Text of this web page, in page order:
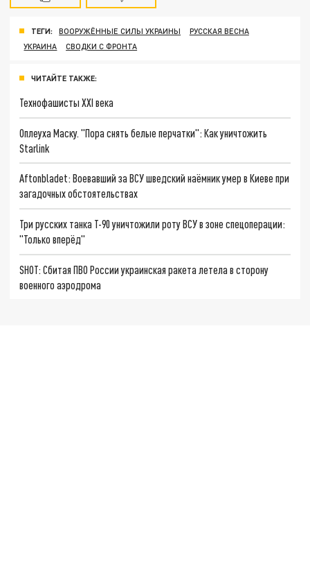
ТЕГИ: ВООРУЖЁННЫЕ СИЛЫ УКРАИНЫ
РУССКАЯ ВЕСНА
УКРАИНА
СВОДКИ С ФРОНТА
ЧИТАЙТЕ ТАКЖЕ:
Технофашисты XXI века
Оплеуха Маску. "Пора снять белые перчатки": Как уничтожить
Starlink
Aftonbladet: Воевавший за ВСУ шведский наёмник умер в Киеве при
загадочных обстоятельствах
Три русских танка Т-90 уничтожили роту ВСУ в зоне спецоперации:
"Только вперёд"
SHOT: Сбитая ПВО России украинская ракета летела в сторону
военного аэродрома